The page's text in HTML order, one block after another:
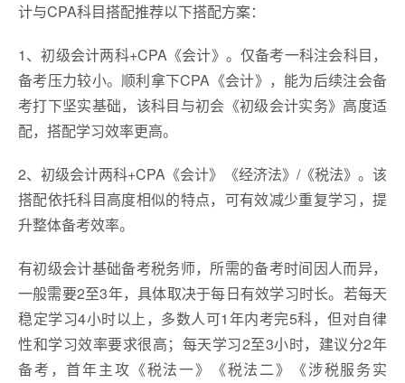
计与CPA科目搭配推荐以下搭配方案：
1、初级会计两科+CPA《会计》。仅备考一科注会科目，
备考压力较小。顺利拿下CPA《会计》，能为后续注会备
考打下坚实基础，该科目与初会《初级会计实务》高度适
配，搭配学习效率更高。
2、初级会计两科+CPA《会计》《经济法》/《税法》。该
搭配依托科目高度相似的特点，可有效减少重复学习，提
升整体备考效率。
有初级会计基础备考税务师，所需的备考时间因人而异，
一般需要2至3年，具体取决于每日有效学习时长。若每天
稳定学习4小时以上，多数人可1年内考完5科，但对自律
性和学习效率要求很高；每天学习2至3小时，建议分2年
备考，首年主攻《税法一》《税法二》《涉税服务实